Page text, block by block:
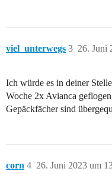
viel_unterwegs 26. Juni
3
Ich würde es in deiner
Woche 2x Avianca
Gepäckfächer sind
corn 26. Juni 2023 um
4